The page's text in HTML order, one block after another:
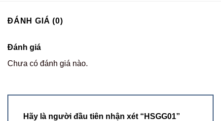
ĐÁNH GIÁ (0)
Đánh giá
Chưa có đánh giá nào.
Hãy là người đầu tiên nhận xét “HSGG01”